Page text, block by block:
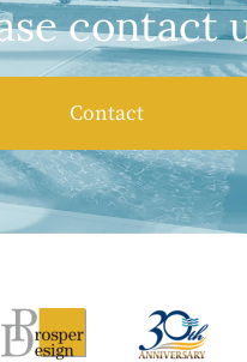
contact
Contact